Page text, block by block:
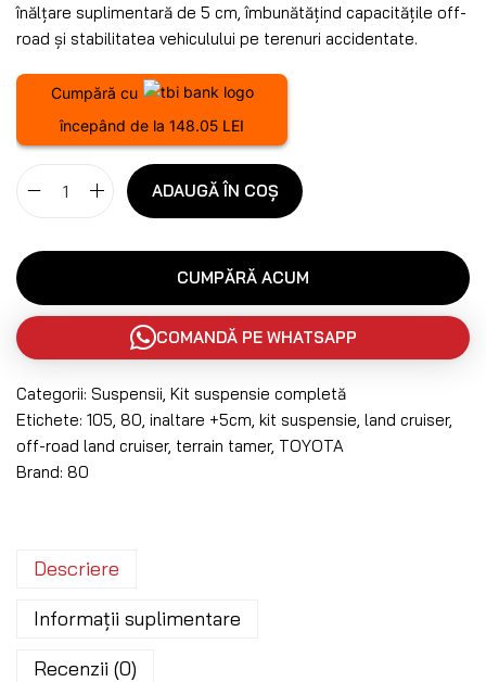
înălțare suplimentară de 5 cm, îmbunătățind capacitățile off-
road și stabilitatea vehiculului pe terenuri accidentate.
Cumpără cu
începând de la 148.05 LEI
ADAUGĂ ÎN COȘ
CUMPĂRĂ ACUM
COMANDĂ PE WHATSAPP
Categorii: Suspensii Kit suspensie completă
Etichete: 105 80 inaltare +5cm kit suspensie land cruiser,
off-road land cruiser, terrain tamer, TOYOTA
Brand: 80
Descriere
Informații suplimentare
Recenzii (0)